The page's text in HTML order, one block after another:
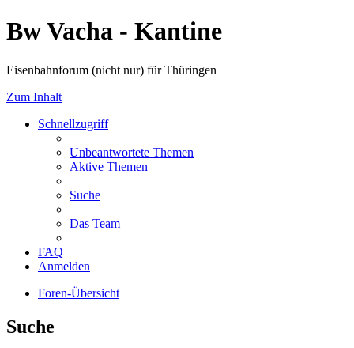
Bw Vacha - Kantine
Eisenbahnforum (nicht nur) für Thüringen
Zum Inhalt
Schnellzugriff
Unbeantwortete Themen
Aktive Themen
Suche
Das Team
FAQ
Anmelden
Foren-Übersicht
Suche